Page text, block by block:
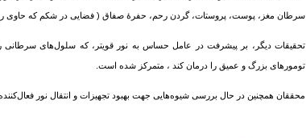
سرطان مغز، پوست، پروستات، گردن رحم، حفرۀ صفاق ( فضایی در شکم که حاوی
تحقیقات دیگر، بر پیشرفت در عامل حساس به نور قویتر، که سلول‌های سرطانی
تومورهای بزرگ و عمیق را درمان کند ، متمرکز شده است.
محققان همچنین در حال بررسی شیوه‌هایی جهت بهبود تجهیزات و انتقال نور